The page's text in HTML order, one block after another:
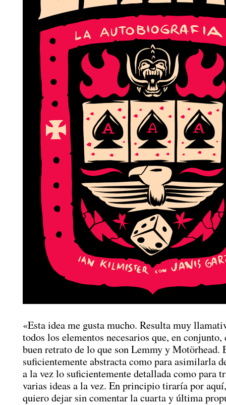
«Esta idea me gusta mucho. Resulta muy
todos los elementos necesarios que, en conjunto,
buen retrato de lo que son Lemmy y Motörhead.
suficientemente abstracta como para asimilarla
a la vez lo suficientemente detallada como para
varias ideas a la vez. En principio tiraría por
quiero dejar sin comentar la cuarta y última